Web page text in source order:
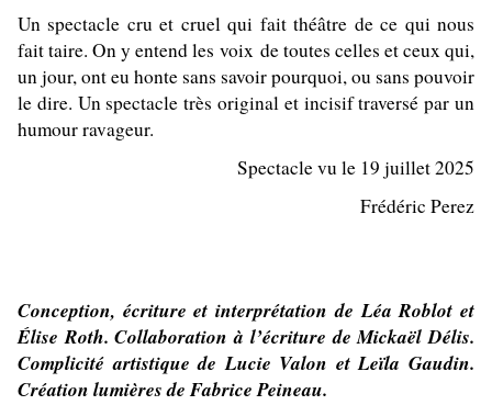
Un spectacle cru et cruel qui fait théâtre de ce qui nous
fait taire. On y entend les voix de toutes celles et ceux qui,
un jour, ont eu honte sans savoir pourquoi, ou sans pouvoir
le dire. Un spectacle très original et incisif traversé par un
humour ravageur.
Spectacle vu le 19 juillet 2025
Frédéric Perez
Conception, écriture et interprétation de Léa Roblot et
Élise Roth. Collaboration à l’écriture de Mickaël Délis.
Complicité artistique de Lucie Valon et Leïla Gaudin.
Création lumières de Fabrice Peineau.